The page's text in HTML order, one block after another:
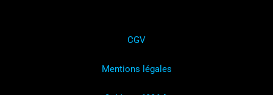
CGV
Mentions légales